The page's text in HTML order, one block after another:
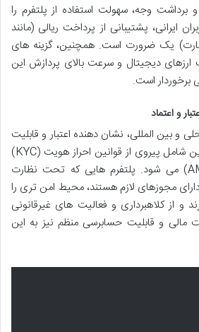
وجه، سهولت استفاده از پلتفرم را
ایرانی، پشتیبانی از پرداخت ریالی (مانند
کارت) یک ضرورت است. همچنین، گزینه های
ارزهای دیجیتال و سرعت بالای پردازش این
برخوردار است.
و اعتماد
و بین المللی، نشان دهنده اعتبار و قابلیت
اعتماد یک پلتفرم است. این شامل پیروی از قوانین احراز هویت (KYC)
و مبارزه با پولشویی (AML) می شود. پلتفرم هایی که تحت نظارت
مجوزهای لازم هستند، محیط امن تری را
و از کلاهبرداری و فعالیت های غیرقانونی
مالی و قابلیت حسابرسی منظم نیز به این